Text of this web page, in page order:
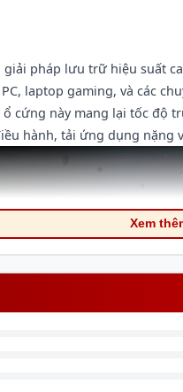
giải pháp lưu trữ hiệu suất
laptop gaming, và các
cứng này mang lại tốc độ
hành, tải ứng dụng nặng
Xem